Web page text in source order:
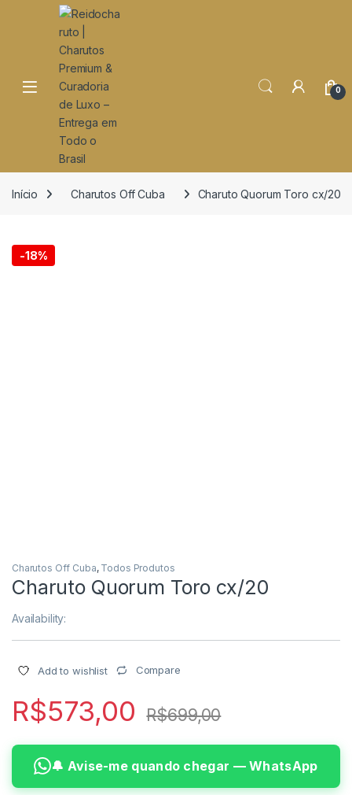
Open 0
Início Charutos Off Cuba Charuto Quorum Toro cx/20
-18%
Charutos Off Cuba, Todos Produtos
Charuto Quorum Toro cx/20
Availability:
Add to wishlist Compare
R$573,00 R$699,00
🔔 Avise-me quando chegar — WhatsApp